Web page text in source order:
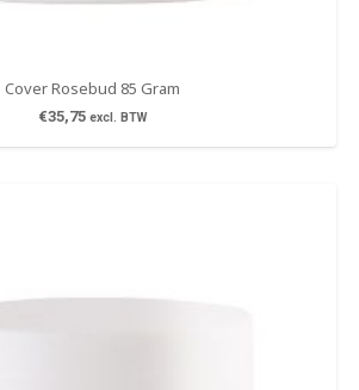
Cover Rosebud 85 Gram
€35,75 excl. BTW